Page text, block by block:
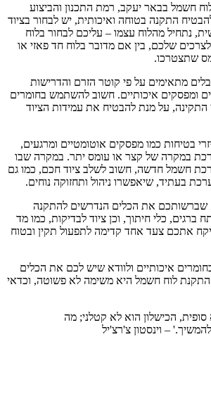
חשמל בבאר יעקב, רמת התכנון והביצוע
התקנה בטוחה ואיכותית, יש לבחור בציוד
נתחיל מהלוח עצמו – עליכם לבחור בלוח
שלכם, בין אם מדובר בלוח חד פאזי או
שתצטרכו.
מתאימים על פי קוטר הזרם והדרישות
ומפסקים איכותיים. חשוב להשתמש בחומרים
התקינה, על מנת להבטיח את עמידות הציוד
בטיחות כמו מפסקים אוטומטיים ומרגעים,
במקרה של קצר או עומס יתר. במקרה שבו
חשמל חדשה, חשוב לשלב ציוד חכם, כמו גם
בעתיד, שיאפשרו ניהול ותחזוקה נוחים.
שברשותכם את הכלים הנדרשים להתקנה
ברגים, כלי חיתוך, וכן ציוד לבדיקות, כמו מד
אתכם צעד אחד קדימה לתפעול תקין ובטוח
איכותיים ולוודא שיש לכם את הכלים
התקנת לוח חשמל היא משימה לא פשוטה, וכדאי
הכישלון הוא לא קטלני; מה
– וינסטון צ'רצ'יל